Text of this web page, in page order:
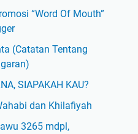
“Word Of Mouth”
(Catatan Tentang
SIAPAKAH KAU?
dan Khilafiyah
3265 mdpl,